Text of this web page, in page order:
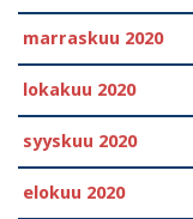
marraskuu 2020
lokakuu 2020
syyskuu 2020
elokuu 2020